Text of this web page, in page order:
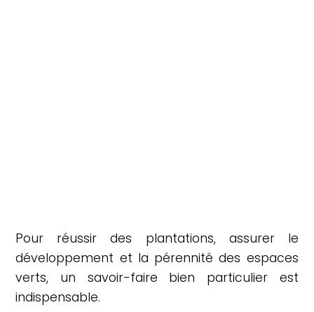
Pour réussir des plantations, assurer le
développement et la pérennité des espaces
verts, un savoir-faire bien particulier est
indispensable.